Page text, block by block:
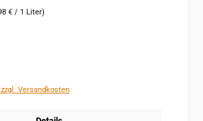
€ / 1 Liter)
Versandkosten